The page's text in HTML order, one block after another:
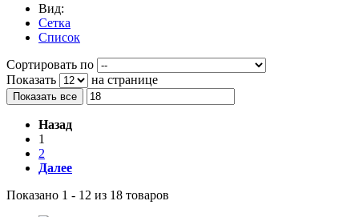
Вид:
Сетка
Список
Сортировать по
Показать
на странице
Показать все
Назад
1
2
Далее
Показано 1 - 12 из 18 товаров